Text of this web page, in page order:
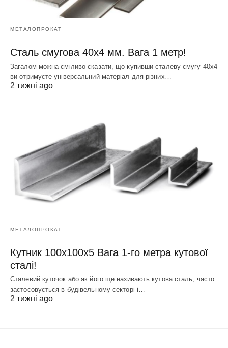
МЕТАЛОПРОКАТ
Сталь смугова 40х4 мм. Вага 1 метр!
Загалом можна сміливо сказати, що купивши сталеву смугу 40х4
ви отримуєте універсальний матеріал для різних…
2 тижні ago
МЕТАЛОПРОКАТ
Кутник 100х100х5 Вага 1-го метра кутової
сталі!
Сталевий куточок або як його ще називають кутова сталь, часто
застосовується в будівельному секторі і…
2 тижні ago